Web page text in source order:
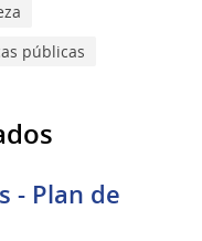
públicas
- Plan de